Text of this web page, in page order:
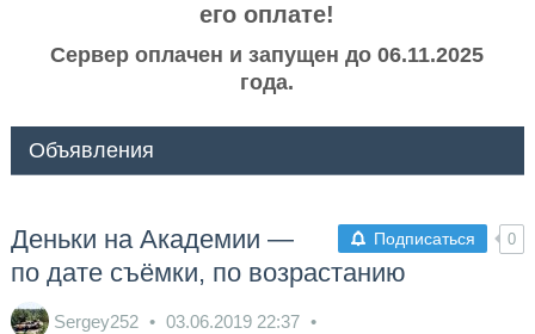
его оплате!
Сервер оплачен и запущен до 06.11.2025
года.
Объявления
Подписаться 0
Деньки на Академии —
по дате съёмки, по возрастанию
Sergey252 03.06.2019 22:37